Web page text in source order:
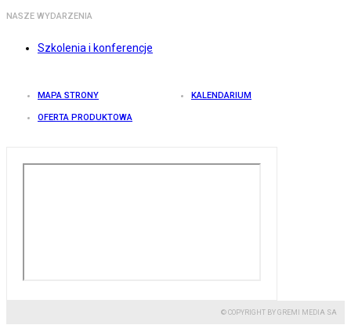
NASZE WYDARZENIA
Szkolenia i konferencje
MAPA STRONY KALENDARIUM
OFERTA PRODUKTOWA
© COPYRIGHT BY GREMI MEDIA SA